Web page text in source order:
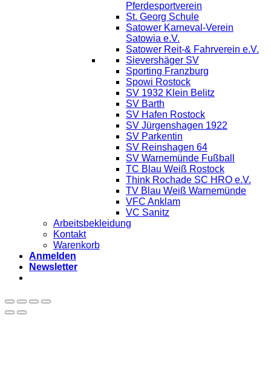
Pferdesportverein
St. Georg Schule
Satower Karneval-Verein
Satowia e.V.
Satower Reit-& Fahrverein e.V.
Sievershäger SV
Sporting Franzburg
Spowi Rostock
SV 1932 Klein Belitz
SV Barth
SV Hafen Rostock
SV Jürgenshagen 1922
SV Parkentin
SV Reinshagen 64
SV Warnemünde Fußball
TC Blau Weiß Rostock
Think Rochade SC HRO e.V.
TV Blau Weiß Warnemünde
VFC Anklam
VC Sanitz
Arbeitsbekleidung
Kontakt
Warenkorb
Anmelden
Newsletter